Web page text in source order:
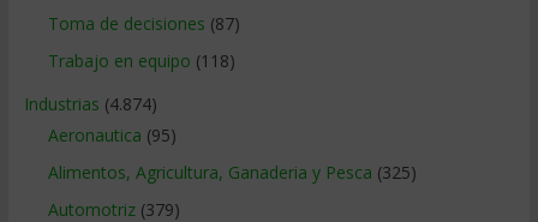
Toma de decisiones (87)
Trabajo en equipo (118)
Industrias (4.874)
Aeronautica (95)
Alimentos, Agricultura, Ganaderia y Pesca (325)
Automotriz(379)